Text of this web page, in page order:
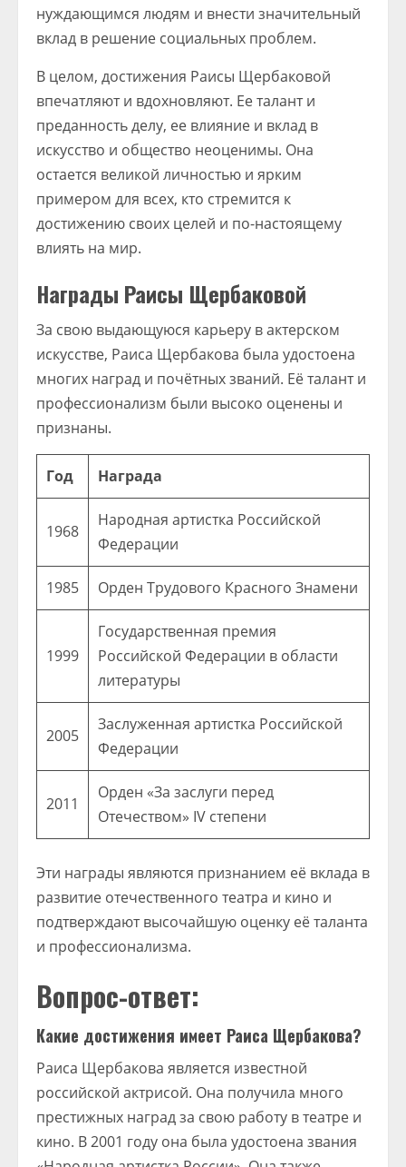
нуждающимся людям и внести значительный
вклад в решение социальных проблем.
В целом, достижения Раисы Щербаковой
впечатляют и вдохновляют. Ее талант и
преданность делу, ее влияние и вклад в
искусство и общество неоценимы. Она
остается великой личностью и ярким
примером для всех, кто стремится к
достижению своих целей и по-настоящему
влиять на мир.
Награды Раисы Щербаковой
За свою выдающуюся карьеру в актерском
искусстве, Раиса Щербакова была удостоена
многих наград и почётных званий. Её талант и
профессионализм были высоко оценены и
признаны.
Год Награда
1968
Народная артистка Российской
Федерации
1985 Орден Трудового Красного Знамени
1999
Государственная премия
Российской Федерации в области
литературы
2005
Заслуженная артистка Российской
Федерации
2011
Орден «За заслуги перед
Отечеством» IV степени
Эти награды являются признанием её вклада в
развитие отечественного театра и кино и
подтверждают высочайшую оценку её таланта
и профессионализма.
Вопрос-ответ:
Какие достижения имеет Раиса Щербакова?
Раиса Щербакова является известной
российской актрисой. Она получила много
престижных наград за свою работу в театре и
кино. В 2001 году она была удостоена звания